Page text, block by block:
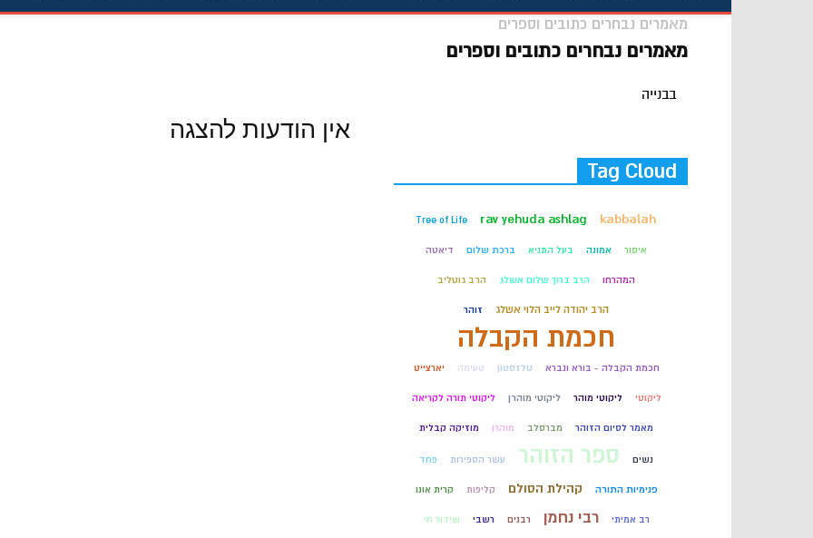
מאמרים נבחרים כתובים וספרים
מאמרים נבחרים כתובים וספרים
אין הודעות להצגה
בבנייה
Tag Cloud
kabbalah
rav yehuda ashlag
Tree of Life
איסור אמונה בעל התניא ברכת שלום דיאטה
המהרחו הרב ברוך שלום אשלג הרב גוטליב
הרב יהודה לייב הלוי אשלג זוהר
חכמת הקבלה
חכמת הקבלה - בורא ונברא טלזסטון טעימה יארצייט
ליקוטי ליקוטי מוהר ליקוטי מוהרן ליקוטי תורה לקריאה
מאמר לסיום הזוהר מברסלב מוהרן מוזיקה קבלית
נשים ספר הזוהר עשר הספירות פחד
פנימיות התורה קהילת הסולם קליפות קרית אונו
רב אמיתי רבי נחמן רבנים רשבי שידור חי